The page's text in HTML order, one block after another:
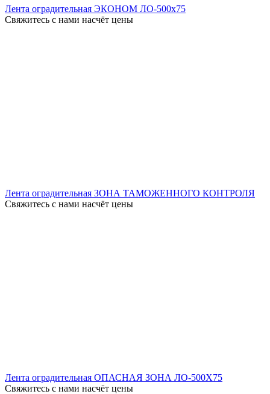
Лента оградительная ЭКОНОМ ЛО-500x75
Свяжитесь с нами насчёт цены
Лента оградительная ЗОНА ТАМОЖЕННОГО КОНТРОЛЯ
Свяжитесь с нами насчёт цены
Лента оградительная ОПАСНАЯ ЗОНА ЛО-500X75
Свяжитесь с нами насчёт цены